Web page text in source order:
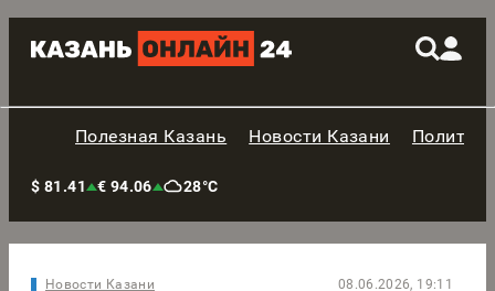
Полезная Казань Новости Казани
$ 81.41 € 94.06 28°C
Новости Казани 08.06.2026, 19:11